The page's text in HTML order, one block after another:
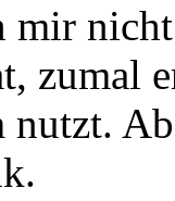
mir
zumal